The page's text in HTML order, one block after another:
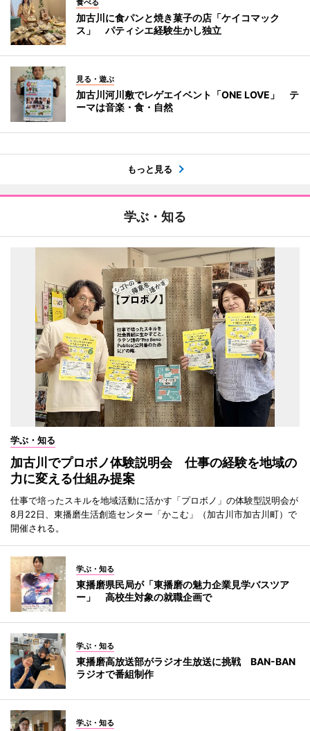
加古川に食パンと焼き菓子の店「ケイコマック
ス」 パティシエ経験生かし独立
見る・遊ぶ
加古川河川敷でレゲエイベント「ONE LOVE」 テ
ーマは音楽・食・自然
もっと見る
学ぶ・知る
学ぶ・知る
加古川でプロボノ体験説明会 仕事の経験を地域の
力に変える仕組み提案
仕事で培ったスキルを地域活動に活かす「プロボノ」の体験型説明会が
8月22日、東播磨生活創造センター「かこむ」（加古川市加古川町）で
開催される。
学ぶ・知る
東播磨県民局が「東播磨の魅力企業見学バスツア
ー」 高校生対象の就職企画で
学ぶ・知る
東播磨高放送部がラジオ生放送に挑戦 BAN-BAN
ラジオで番組制作
学ぶ・知る